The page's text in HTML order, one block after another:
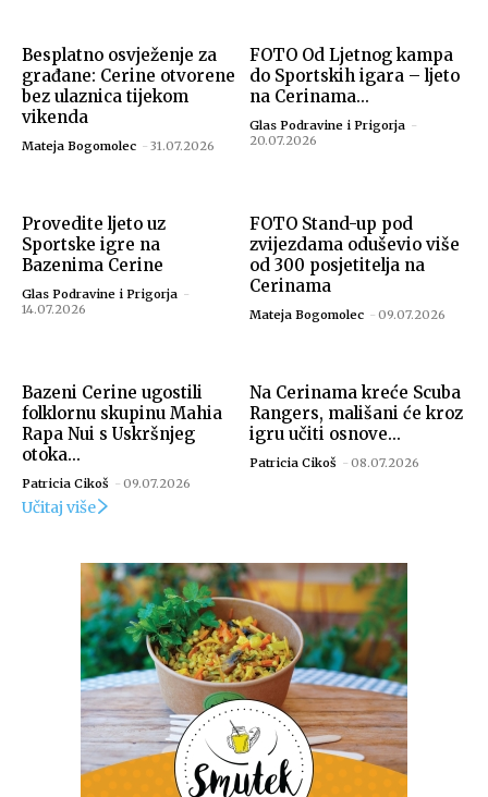
Besplatno osvježenje za
građane: Cerine otvorene
bez ulaznica tijekom
vikenda
Mateja Bogomolec - 31.07.2026
FOTO Od Ljetnog kampa
do Sportskih igara – ljeto
na Cerinama...
Glas Podravine i Prigorja -
20.07.2026
Provedite ljeto uz
Sportske igre na
Bazenima Cerine
Glas Podravine i Prigorja -
14.07.2026
FOTO Stand-up pod
zvijezdama oduševio više
od 300 posjetitelja na
Cerinama
Mateja Bogomolec - 09.07.2026
Bazeni Cerine ugostili
folklornu skupinu Mahia
Rapa Nui s Uskršnjeg
otoka...
Patricia Cikoš - 09.07.2026
Na Cerinama kreće Scuba
Rangers, mališani će kroz
igru učiti osnove...
Patricia Cikoš - 08.07.2026
Učitaj više